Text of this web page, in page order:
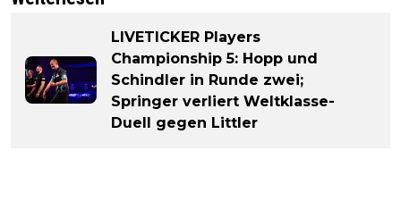
LIVETICKER Players
Championship 5: Hopp und
Schindler in Runde zwei;
Springer verliert Weltklasse-
Duell gegen Littler